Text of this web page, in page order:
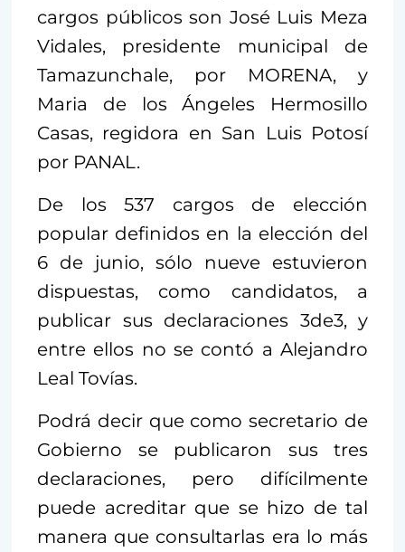
cargos públicos son José Luis Meza
Vidales, presidente municipal de
Tamazunchale, por MORENA, y
Maria de los Ángeles Hermosillo
Casas, regidora en San Luis Potosí
por PANAL.
De los 537 cargos de elección
popular definidos en la elección del
6 de junio, sólo nueve estuvieron
dispuestas, como candidatos, a
publicar sus declaraciones 3de3, y
entre ellos no se contó a Alejandro
Leal Tovías.
Podrá decir que como secretario de
Gobierno se publicaron sus tres
declaraciones, pero difícilmente
puede acreditar que se hizo de tal
manera que consultarlas era lo más